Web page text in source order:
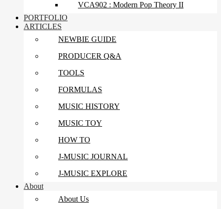
VCA902 : Modern Pop Theory II
PORTFOLIO
ARTICLES
NEWBIE GUIDE
PRODUCER Q&A
TOOLS
FORMULAS
MUSIC HISTORY
MUSIC TOY
HOW TO
J-MUSIC JOURNAL
J-MUSIC EXPLORE
About
About Us